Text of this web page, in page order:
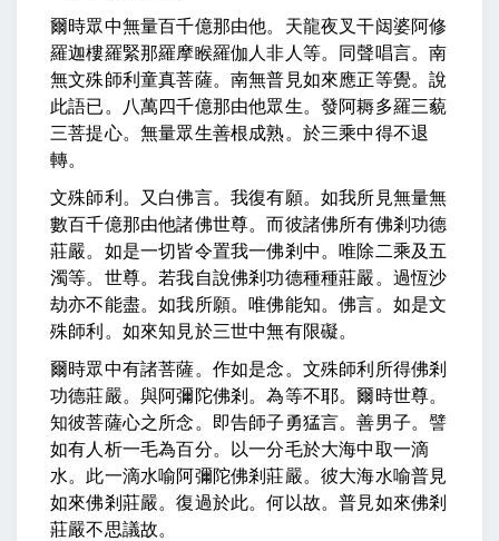
爾時眾中無量百千億那由他。天龍夜叉干闼婆阿修
羅迦樓羅緊那羅摩睺羅伽人非人等。同聲唱言。南
無文殊師利童真菩薩。南無普見如來應正等覺。說
此語已。八萬四千億那由他眾生。發阿耨多羅三藐
三菩提心。無量眾生善根成熟。於三乘中得不退
轉。
文殊師利。又白佛言。我復有願。如我所見無量無
數百千億那由他諸佛世尊。而彼諸佛所有佛剎功德
莊嚴。如是一切皆令置我一佛剎中。唯除二乘及五
濁等。 世尊。若我自說佛剎功德種種莊嚴。過恆沙
劫亦不能盡。如我所願。唯佛能知。佛言。如是文
殊師利。如來知見於三世中無有限礙。
爾時眾中有諸菩薩。作如是念。文殊師利所得佛剎
功德莊嚴。與阿彌陀佛剎。為等不耶。爾時世尊。
知彼菩薩心之所念。即告師子勇猛言。善男子。譬
如有人析一毛為百分。以一分毛於大海中取一滴
水。此一滴水喻阿彌陀佛剎莊嚴。彼大海水喻普見
如來佛剎莊嚴。復過於此。何以故。普見如來佛剎
莊嚴不思議故。